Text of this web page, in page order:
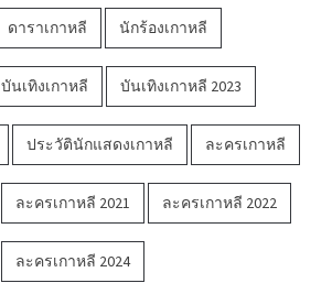
ดาราเกาหลี นักร้องเกาหลี
บันเทิงเกาหลี บันเทิงเกาหลี 2023
ประวัตินักแสดงเกาหลี ละครเกาหลี
ละครเกาหลี 2021 ละครเกาหลี 2022
ละครเกาหลี 2024